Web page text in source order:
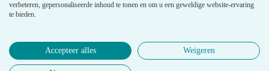
verbeteren, gepersonaliseerde inhoud te tonen en om u een geweldige website-ervaring
te bieden.
Accepteer alles Weigeren
© 2026 Elkerliek - Alle rechten voorbehouden